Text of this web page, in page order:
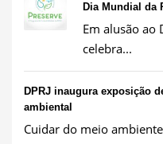
Dia Mundial da
Em alusão ao
celebra...
DPRJ inaugura exposição
ambiental
Cuidar do meio